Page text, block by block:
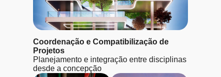
Coordenação e Compatibilização de
Projetos
Planejamento e integração entre disciplinas
desde a concepção